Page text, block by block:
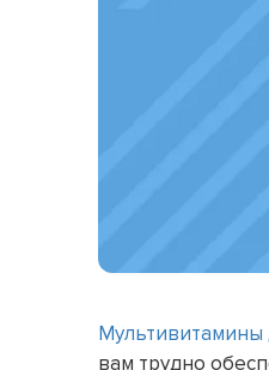
Мультивитамины
вам трудно